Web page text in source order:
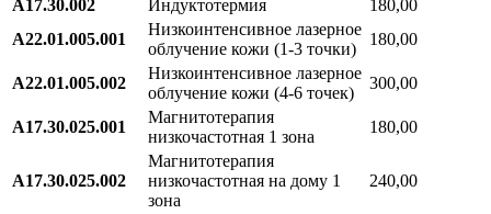
A17.30.002
Индуктотермия
180,00
А22.01.005.001
Низкоинтенсивное лазерное
облучение кожи (1-3 точки)
180,00
А22.01.005.002
Низкоинтенсивное лазерное
облучение кожи (4-6 точек)
300,00
А17.30.025.001
Магнитотерапия
низкочастотная 1 зона
180,00
А17.30.025.002
Магнитотерапия
низкочастотная на дому 1
зона
240,00